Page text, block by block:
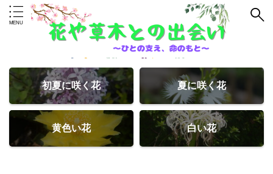
初夏に咲く花 夏に咲く花
黄色い花 白い花